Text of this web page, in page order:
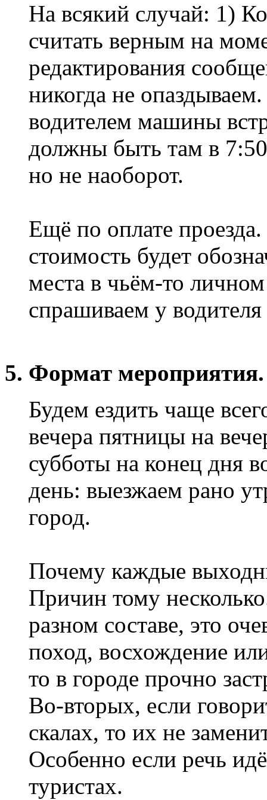
На всякий случай: 1)
считать верным на
редактирования
никогда не
водителем машины
должны быть там в
но не наоборот.
Ещё по оплате
стоимость будет
места в чьём-то
спрашиваем у
5. Формат мероприятия.
Будем ездить чаще
вечера пятницы на
субботы на конец дня
день: выезжаем рано
город.
Почему каждые
Причин тому
разном составе, это
поход, восхождение
то в городе прочно
Во-вторых, если
скалах, то их не
Особенно если речь
туристах.